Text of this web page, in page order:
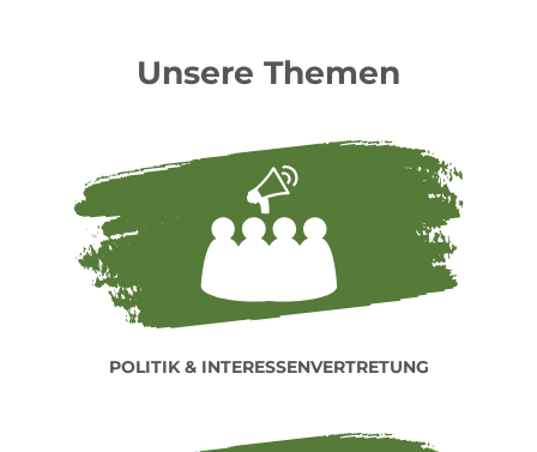
Unsere Themen
POLITIK & INTERESSENVERTRETUNG